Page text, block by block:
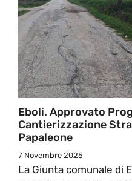
Eboli. Approvato
Cantierizzazione
Papaleone
7 Novembre 2025
La Giunta comunale di